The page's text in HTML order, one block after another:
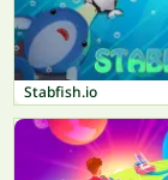
Stabfish.io